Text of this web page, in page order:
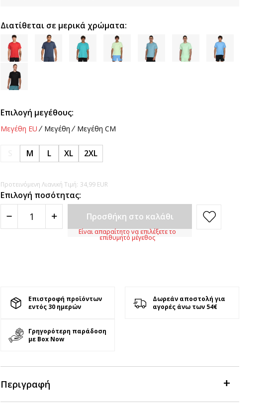
Διατίθεται σε μερικά χρώματα:
Επιλογή μεγέθους:
Μεγέθη EU Μεγέθη Μεγέθη CM
M L XL 2XL
Προτεινόμενη Λιανική Τιμή: 34,99 EUR
Επιλογή ποσότητας:
Προσθήκη στο καλάθι
Είναι απαραίτητο να επιλέξετε το
επιθυμητό μέγεθος
Επιστροφή προϊόντων
εντός 30 ημερών
Δωρεάν αποστολή για
αγορές άνω των 54€
Γρηγορότερη παράδοση
με Box Now
Περιγραφή